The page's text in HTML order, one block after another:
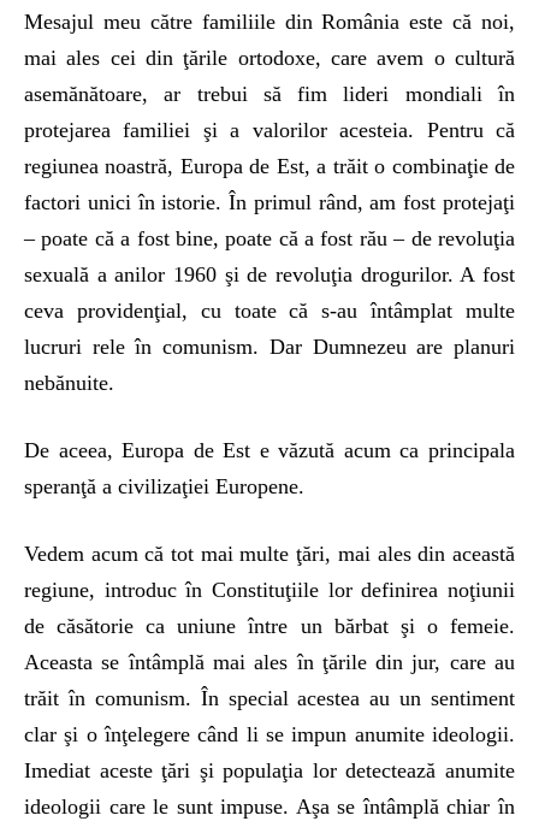
Mesajul meu către familiile din România este că noi,
mai ales cei din ţările ortodoxe, care avem o cultură
asemănătoare, ar trebui să fim lideri mondiali în
protejarea familiei şi a valorilor acesteia. Pentru că
regiunea noastră, Europa de Est, a trăit o combinaţie de
factori unici în istorie. În primul rând, am fost protejaţi
– poate că a fost bine, poate că a fost rău – de revoluţia
sexuală a anilor 1960 şi de revoluţia drogurilor. A fost
ceva providenţial, cu toate că s-au întâmplat multe
lucruri rele în comunism. Dar Dumnezeu are planuri
nebănuite.
De aceea, Europa de Est e văzută acum ca principala
speranţă a civilizaţiei Europene.
Vedem acum că tot mai multe ţări, mai ales din această
regiune, introduc în Constituţiile lor definirea noţiunii
de căsătorie ca uniune între un bărbat şi o femeie.
Aceasta se întâmplă mai ales în ţările din jur, care au
trăit în comunism. În special acestea au un sentiment
clar şi o înţelegere când li se impun anumite ideologii.
Imediat aceste ţări şi populaţia lor detectează anumite
ideologii care le sunt impuse. Aşa se întâmplă chiar în